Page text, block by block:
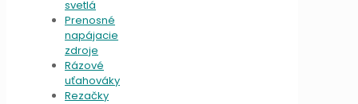
svetlá
Prenosné
napájacie
zdroje
Rázové
uťahováky
Rezačky